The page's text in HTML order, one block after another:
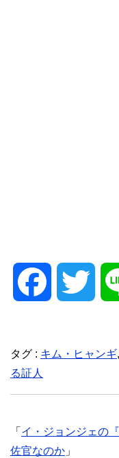
c
e
b
i
t
t
タグ : キム・ヒャンギ,
る証人
「 イ・ジョンジェの
佐官なのか 」